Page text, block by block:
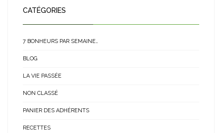
CATÉGORIES
7 BONHEURS PAR SEMAINE…
BLOG
LA VIE PASSÉE
NON CLASSÉ
PANIER DES ADHÉRENTS
RECETTES